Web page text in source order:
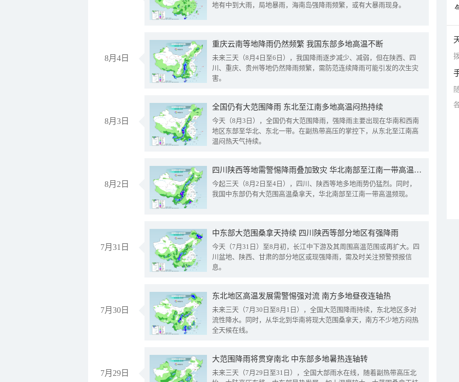
地有中到大雨，局地暴雨，海南岛强降雨频繁，或有大暴雨现身。
8月4日
重庆云南等地降雨仍然频繁 我国东部多地高温不断
未来三天（8月4日至6日），我国降雨逐步减少、减弱，但在陕西、四
川、重庆、贵州等地仍然降雨频繁，需防范连续降雨可能引发的次生灾
害。
8月3日
全国仍有大范围降雨 东北至江南多地高温闷热持续
今天（8月3日），全国仍有大范围降雨，强降雨主要出现在华南和西南
地区东部至华北、东北一带。在副热带高压的掌控下，从东北至江南高
温闷热天气持续。
8月2日
四川陕西等地需警惕降雨叠加致灾 华北南部至江南一带高温频现
今起三天（8月2日至4日），四川、陕西等地多地雨势仍猛烈。同时，
我国中东部仍有大范围高温桑拿天，华北南部至江南一带高温频现。
7月31日
中东部大范围桑拿天持续 四川陕西等部分地区有强降雨
今天（7月31日）至8月初，长江中下游及其周围高温范围或再扩大。四
川盆地、陕西、甘肃的部分地区或现强降雨，需及时关注预警预报信
息。
7月30日
东北地区高温发展需警惕强对流 南方多地昼夜连轴热
未来三天（7月30日至8月1日），全国大范围降雨持续，东北地区多对
流性降水。同时，从华北到华南将现大范围桑拿天，南方不少地方闷热
全天候在线。
7月29日
大范围降雨将贯穿南北 中东部多地暑热连轴转
未来三天（7月29日至31日），全国大部雨水在线，随着副热带高压北